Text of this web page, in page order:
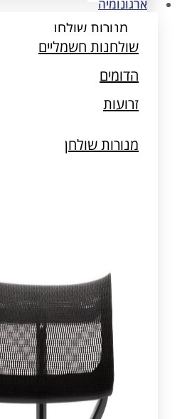
מנורות שולחן
מעמדים למחשב וטאבלט
ארגונומיה
שולחנות חשמליים
הדומים
זרועות
מנורות שולחן